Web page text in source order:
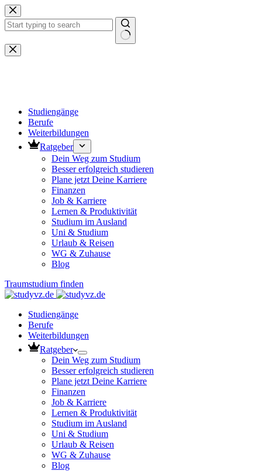
Zum
Inhalt
springen
Keine
Ergebnisse
Studiengänge
Berufe
Weiterbildungen
Ratgeber
Dein Weg zum Studium
Besser erfolgreich studieren
Plane jetzt Deine Karriere
Finanzen
Job & Karriere
Lernen & Produktivität
Studium im Ausland
Uni & Studium
Urlaub & Reisen
WG & Zuhause
Blog
Traumstudium finden
Studiengänge
Berufe
Weiterbildungen
Ratgeber
Dein Weg zum Studium
Besser erfolgreich studieren
Plane jetzt Deine Karriere
Finanzen
Job & Karriere
Lernen & Produktivität
Studium im Ausland
Uni & Studium
Urlaub & Reisen
WG & Zuhause
Blog